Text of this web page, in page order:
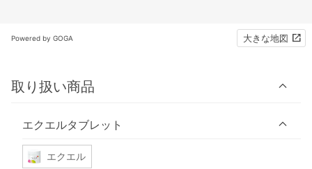
Powered by GOGA 大きな地図
取り扱い商品
エクエルタブレット
エクエル